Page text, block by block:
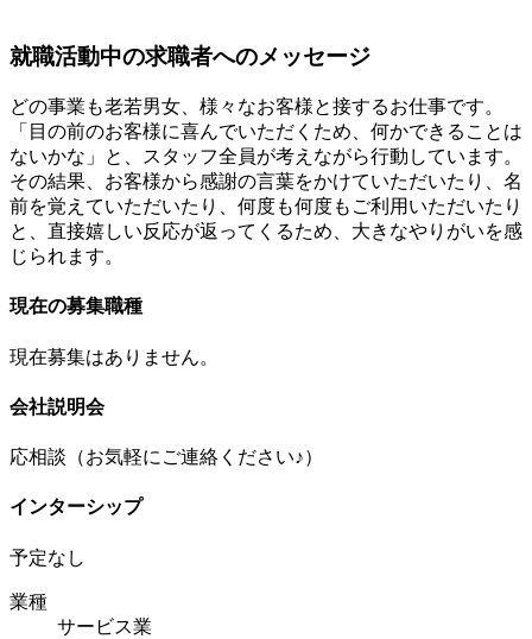
就職活動中の求職者へのメッセージ
どの事業も老若男女、様々なお客様と接するお仕事です。
「目の前のお客様に喜んでいただくため、何かできることは
ないかな」と、スタッフ全員が考えながら行動しています。
その結果、お客様から感謝の言葉をかけていただいたり、名
前を覚えていただいたり、何度も何度もご利用いただいたり
と、直接嬉しい反応が返ってくるため、大きなやりがいを感
じられます。
現在の募集職種
現在募集はありません。
会社説明会
応相談（お気軽にご連絡ください♪）
インターシップ
予定なし
業種
サービス業